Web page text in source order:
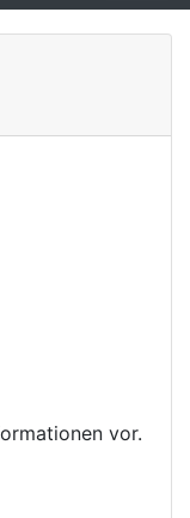
vor.